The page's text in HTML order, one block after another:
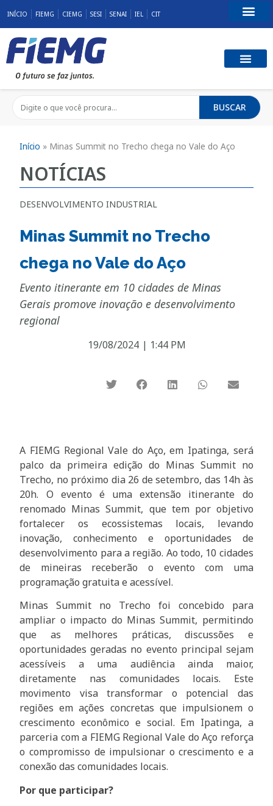
INÍCIO FIEMG CIEMG SESI SENAI IEL CIT
BUSCAR
Início » Minas Summit no Trecho chega no Vale do Aço
NOTÍCIAS
DESENVOLVIMENTO INDUSTRIAL
Minas Summit no Trecho
chega no Vale do Aço
Evento itinerante em 10 cidades de Minas
Gerais promove inovação e desenvolvimento
regional
19/08/2024 | 1:44 PM
A FIEMG Regional Vale do Aço, em Ipatinga, será
palco da primeira edição do Minas Summit no
Trecho, no próximo dia 26 de setembro, das 14h às
20h. O evento é uma extensão itinerante do
renomado Minas Summit, que tem por objetivo
fortalecer os ecossistemas locais, levando
inovação, conhecimento e oportunidades de
desenvolvimento para a região. Ao todo, 10 cidades
de mineiras receberão o evento com uma
programação gratuita e acessível.
Minas Summit no Trecho foi concebido para
ampliar o impacto do Minas Summit, permitindo
que as melhores práticas, discussões e
oportunidades geradas no evento principal sejam
acessíveis a uma audiência ainda maior,
diretamente nas comunidades locais. Este
movimento visa transformar o potencial das
regiões em ações concretas que impulsionem o
crescimento econômico e social. Em Ipatinga, a
parceria com a FIEMG Regional Vale do Aço reforça
o compromisso de impulsionar o crescimento e a
conexão das comunidades locais.
Por que participar?